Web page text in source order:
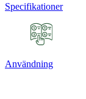
Specifikationer
Användning